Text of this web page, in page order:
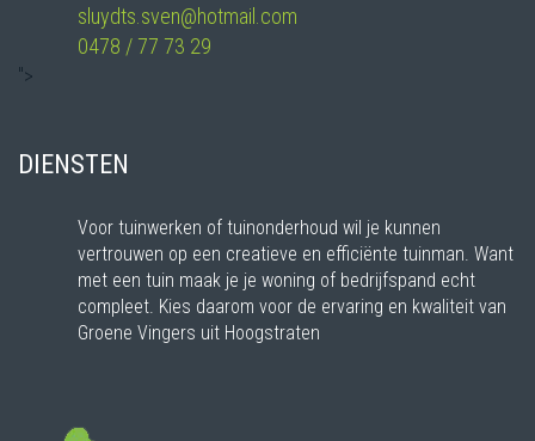
sluydts.sven@hotmail.com
0478 / 77 73 29
">
DIENSTEN
Voor tuinwerken of tuinonderhoud wil je kunnen
vertrouwen op een creatieve en efficiënte tuinman. Want
met een tuin maak je je woning of bedrijfspand echt
compleet. Kies daarom voor de ervaring en kwaliteit van
Groene Vingers uit Hoogstraten